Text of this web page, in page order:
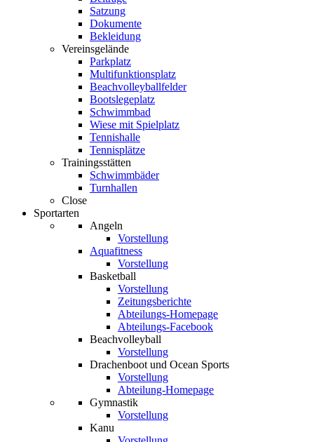
Satzung
Dokumente
Bekleidung
Vereinsgelände
Parkplatz
Multifunktionsplatz
Beachvolleyballfelder
Bootslegeplatz
Schwimmbad
Wiese mit Spielplatz
Tennishalle
Tennisplätze
Trainingsstätten
Schwimmbäder
Turnhallen
Close
Sportarten
Angeln
Vorstellung
Aquafitness
Vorstellung
Basketball
Vorstellung
Zeitungsberichte
Abteilungs-Homepage
Abteilungs-Facebook
Beachvolleyball
Vorstellung
Drachenboot und Ocean Sports
Vorstellung
Abteilung-Homepage
Gymnastik
Vorstellung
Kanu